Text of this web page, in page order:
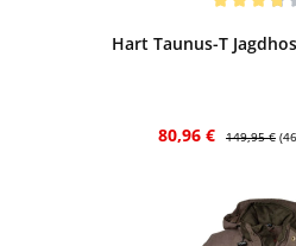
Hart Taunus-T
Verkaufspreis:
80,96 € Regulärer
149,95 €